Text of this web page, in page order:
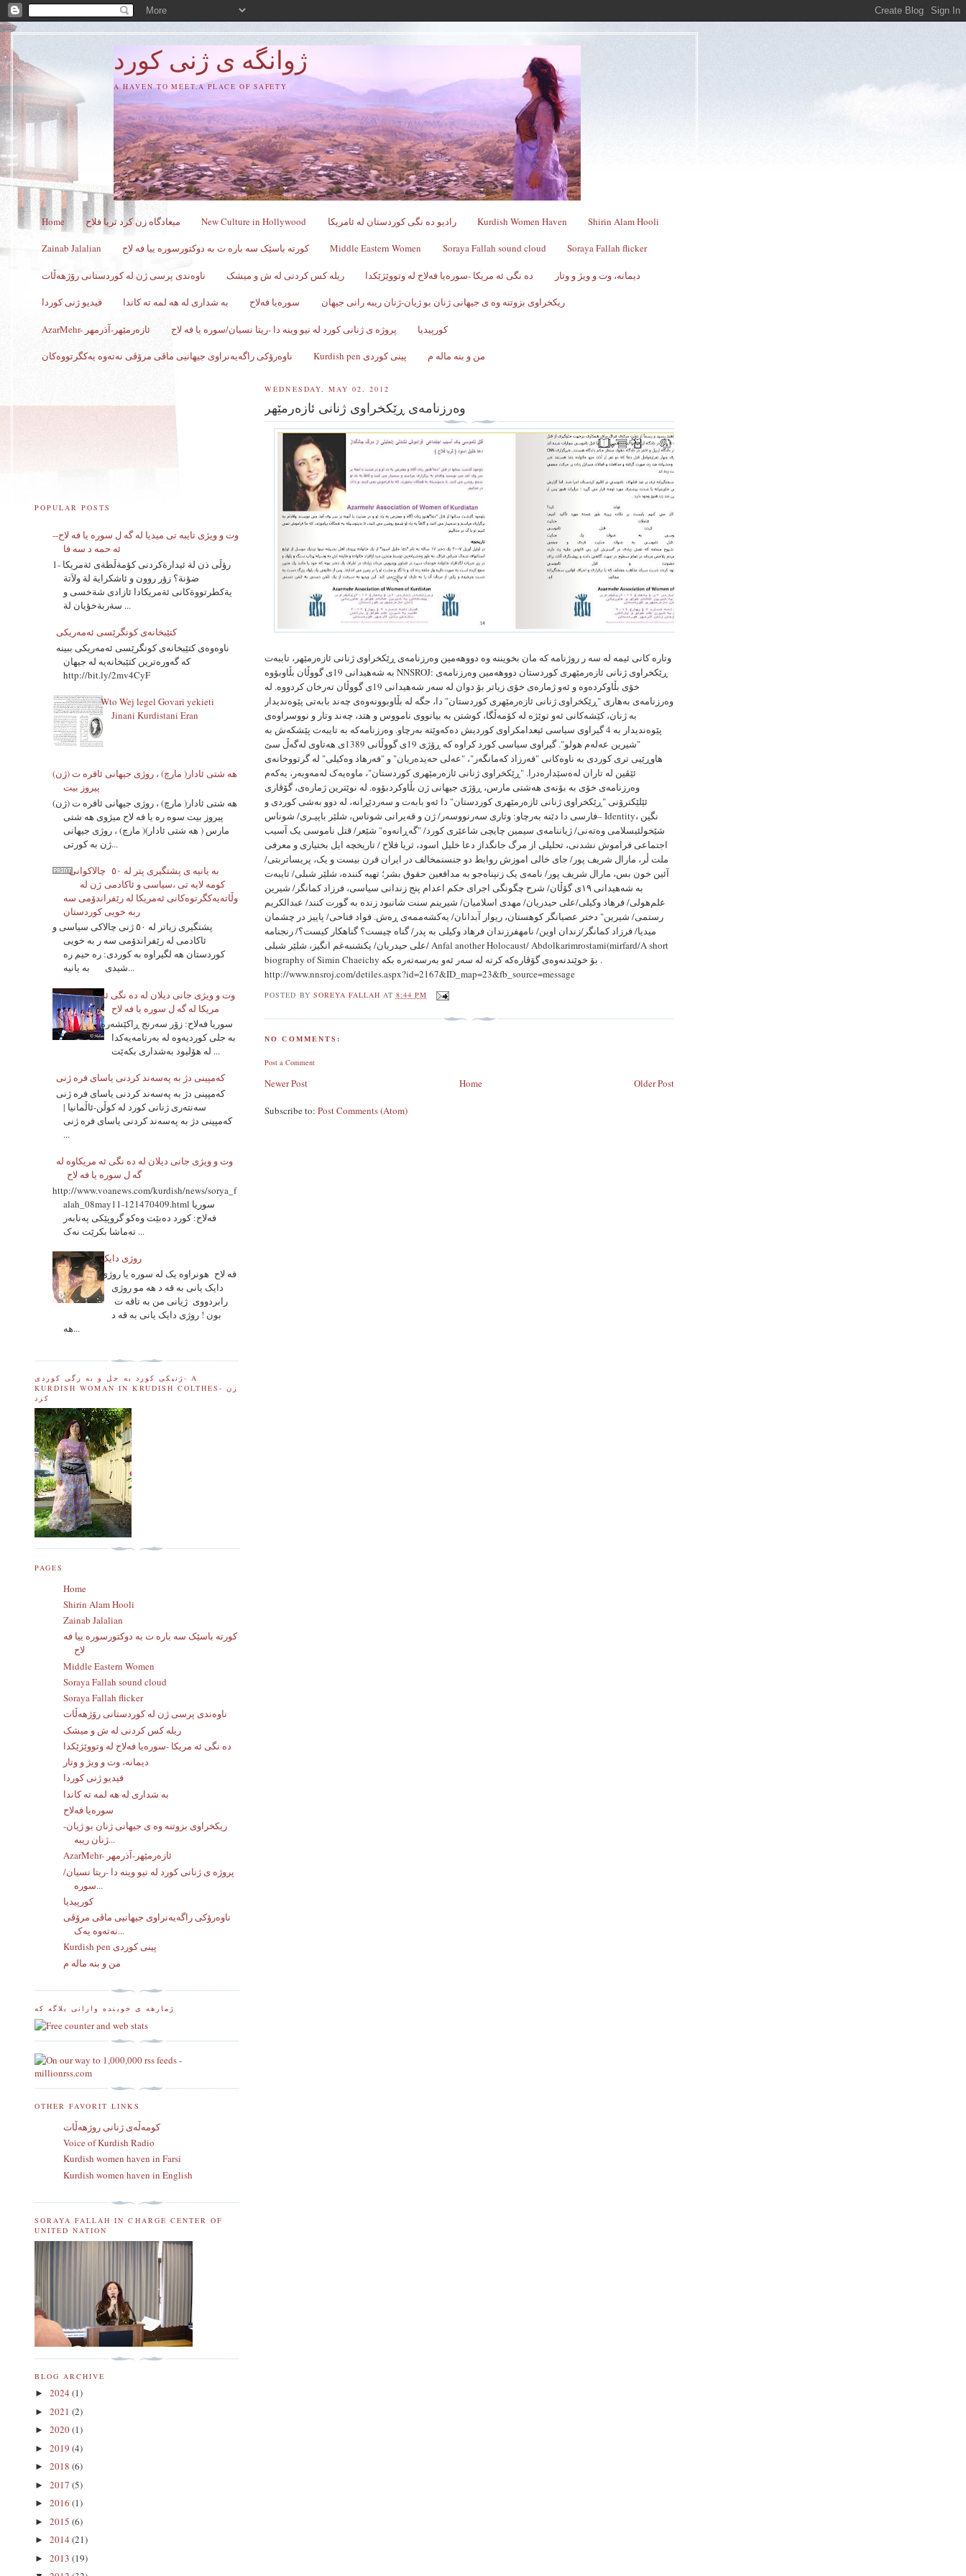
ژوانگه‌ ی ژنی كورد
A HAVEN TO MEET,A PLACE OF SAFETY
Home میعادگاه زن كرد ثریا فلاح New Culture in Hollywood رادیو ده نگی کوردستان له ئامریکا Kurdish Women Haven Shirin Alam Hooli
Zainab Jalalian کورته باسێک سه باره ت به دوکتورسوره ییا فه لاح Middle Eastern Women Soraya Fallah sound cloud Soraya Fallah flicker
ناوەندی پرسی ژن لە کوردستانی رۆژهەڵات ریله کس کردنی له ش و میشک ده نگی ئه مریکا -سوره‌یا فه‌لاح له‌ وتووێژێکدا دیمانە، وت و ویژ و وتار
فیدیو ژنی کوردا به شداری له هه لمه ته کاندا سورەیا فەلاح ریکخراوی بزوتنه وه ی جیهانی ژنان بو ژیان-ژنان ریبه رانی جیهان
AzarMehr- ئازەرمێهر-آذرمهر پروژه ی ژنانی کورد له نیو وینه دا -ریتا نسیان/سوره یا فه لاح کورپیدیا
ناوەرۆکی راگەیەنراوی جیهانیی ماڤی مرۆڤی نەتەوە یەکگرتووەکان Kurdish pen پینی کوردی من و بنه ماله م
WEDNESDAY, MAY 02, 2012
وەرزنامەی ڕێکخراوی ژنانی ئازەرمێهر
وتاره کانی ئیمه له سه ر روژنامه که مان بخویننه وه دووهەمین وەرزنامەی ڕێکخراوی ژنانی ئازەرمێهر، تایبەت
بە شەهیدانی 19ی گووڵان بڵاوبۆوە NNSROJ: ڕێکخراوی ژنانی ئازەرمێهری کوردستان دووهەمین وەرزنامەی
خۆی بڵاوکردەوە و ئەو ژمارەی خۆی زیاتر بۆ دوان لە سەر شەهیدانی 19ی گووڵان تەرخان کردووە. لە
وەرزنامەی بەهاری "ڕێکخراوی ژنانی ئازەرمێهری کوردستان" دا، جگە لە بڵاوبوونەوەی چەند بابەتی پێوەندیدار
بە ژنان، کێشەکانی ئەو توێژە لە کۆمەڵگا، کوشتن بە بیانووی نامووس و هتد، چەند وتار و نووسراوەی
پێوەندیدار بە 4 گیراوی سیاسی ئیعدامکراوی کوردیش دەکەوێتە بەرچاو. وەرزنامەکە بە تایبەت پێشکەش بە
"شیرین عەلەم هولو". گیراوی سیاسی کورد کراوە کە ڕۆژی 19ی گووڵانی 1389ی هەتاوی لەگەڵ سێ
هاوڕێیی تری کوردی بە ناوەکانی "فەرزاد کەمانگەر"، "عەلی حەیدەریان" و "فەرهاد وەکیلی" لە گرتووخانەی
ئێڤین لە تاران لەەسێدارەدرا. "ڕێکخراوی ژنانی ئازەرمێهری کوردستان"، ماوەیەک لەمەوبەر، یەکەم
وەرزنامەی خۆی بە بۆنەی هەشتی مارس، ڕۆژی جیهانی ژن بڵاوکردبۆوە. لە نوێترین ژمارەی، گۆڤاری
ئێلێکترۆنی "ڕێکخراوی ژنانی ئازەرمێهری کوردستان" دا ئەو بابەت و سەردێڕانە، لە دوو بەشی کوردی و
فارسی دا دێنە بەرچاو: وتاری سەرنووسەر/ ژن و‌ قه‌یرانی شوناس، شلێر باپیـری/ شوناس– Identity، نگین
شێخولئیسلامی وەتەنی/ ژیاننامەی سیمین چایچی شاعێری کورد/ "گەڕانەوە" شێعر/ قتل ناموسی یک آسیب
اجتماعی فراموش نشدنی، تحليلى از مرگ جانگداز دعا خليل اسود، ثريا فلاح / تاریخچه ایل بختیاری و معرفی‌
ملت لٔر، مارال شریف پور/ جای خالی اموزش روابط دو جنسنمخالف در ایران قرن بیست و یک، پریساتربتی/
آئین خون بس، مارال شریف پور/ نامەی یک زنپناەجو به مدافعین حقوق بشر؛ تهیە کنندە، شلێر شبلی/ تایبەت
بە شەهیدانی ١٩ی گۆڵان/ شرح چگونگی اجرای حکم اعدام پنج زندانی سیاسی، فرزاد کمانگر/ شیرین
علم‌هولی/ فرهاد وکیلی/علی حیدریان/ مهدی اسلامیان/ شیرینم سنت شانبود زنده به گورت کنند/ عبدالکریم
رستمی/ شيرين" دختر عصيانگر كوهستان، ريوار آبدانان/ یەکشەممەی ڕەش. فواد فتاحی/ پاییز در چشمان
میدیا/ فرزاد کمانگر/زندان اوین/ نامهفرزندان فرهاد وکیلی به پدر/ گناه چیست؟ گناهکار کیست؟/ رنجنامە
علی حیدریان/ یکشنبەغم انگیز، شلێر شبلی/ Anfal another Holocaust/ Abdolkarimrostami(mirfard/A short
biography of Simin Chaeichy بۆ خوێندنەوەی گۆڤارەکە کرتە لە سەر ئەو بەرسەتەرە بکە .
http://www.nnsroj.com/detiles.aspx?id=2167&ID_map=23&fb_source=message
POSTED BY SOREYA FALLAH AT 8:44 PM
NO COMMENTS:
Post a Comment
Newer Post Older Post
Home
Subscribe to:Post Comments (Atom)
POPULAR POSTS
وت و ویژی تایبه تی میدیا له گه ل سوره یا فه لاح--
ئه حمه د سه فا
1- رؤلَى ذن لة ئيدارةكردنى كؤمةلَطةى ئةمريكا
ضؤنة؟ زؤر روون و ئاشكراية لة ولاَتة
يةكطرتووةكانى ئةمريكادا ئازادى شةخسى و
سةربةخؤيان لة ...
کتێبخانەی کونگرێسی ئه‌مه‌ریکی
ناوه‌وه‌ی کتێبخانەی کونگرێسی ئه‌مه‌ریکی ببینه‌
که‌ گه‌وره‌ترین کتێبخانەیه‌ له‌ جیهان
http://bit.ly/2mv4CyF
Wto Wej legel Govari yekieti
Jinani Kurdistani Eran
هه شتی ئادار( مارچ) ، روژی جیهانی ئافره ت (ژن)
پیروز بیت
هه شتی ئادار( مارچ) ، روژی جیهانی ئافره ت (ژن)
پیروز بیت سوه ره یا فه لاح میژوی هه شتی
مارس ( هه شتی ئادار)( مارچ) ، روژی جیهانی
ژن به کورتی...
به یانیه ی پشتگیری پتر له ٥٠ چالاکوانى
کومه لایه تی ،سیاسی و ئاکادمی ژن له
وڵاتەیەکگرتوەکانی ئەمریکا له رێفراندۆمی سه
ربه خویی کوردستان
پشتگیری زیاتر له ٥٠ ژنی چالاکی سیاسی و
ئاکادمی له رێفراندۆمی سه ر به خویی
کوردستان هه لگیراوه به کوردی: ره حیم ره
شیدی به یانیه...
وت و ویژی جانی دیلان له ده نگی ئه
مریکا له گه ل سوره یا فه لاح
سوریا فه‌لاح: زۆر سه‌رنج ڕاکێشه‌ره‌
به‌ جلی کوردیه‌وه‌ له‌ به‌رنامه‌یه‌کدا
له‌ هۆلیود به‌شداری بکه‌ێت ...
که‌مپینی دژ به‌ په‌سه‌ند کردنی یاسای فره‌ ژنی
که‌مپینی دژ به‌ په‌سه‌ند کردنی یاسای فره‌ ژنی
سه‌نته‌ری ژنانی کورد له‌ کوڵن-ئاڵمانیا |
که‌مپینی دژ به‌ په‌سه‌ند کردنی یاسای فره‌ ژنی
...
وت و ویژی جانی دیلان له ده نگی ئه مریکاوه له
گه ل سوره یا فه لاح
http://www.voanews.com/kurdish/news/sorya_f
alah_08may11-121470409.html سوریا
فه‌لاح: کورد ده‌بێت وه‌کو گروپێکی په‌نابه‌ر
ته‌ماشا بکرێت نه‌ک ...
روژی دایک
فه لاح هونراوه یک له سوره یا روژی
دایک یانی به قه د هه مو روژی
رابردووی ژیانی من به تاقه ت
بون ! روژی دایک یانی به قه د
هه...
ژنیکی کورد به جل و به رگی کوردی- A
KURDISH WOMAN IN KRUDISH COLTHES- زن
کرد
PAGES
Home
Shirin Alam Hooli
Zainab Jalalian
کورته باسێک سه باره ت به دوکتورسوره ییا فه
لاح
Middle Eastern Women
Soraya Fallah sound cloud
Soraya Fallah flicker
ناوەندی پرسی ژن لە کوردستانی رۆژهەڵات
ریله کس کردنی له ش و میشک
ده نگی ئه مریکا -سوره‌یا فه‌لاح له‌ وتووێژێکدا
دیمانە، وت و ویژ و وتار
فیدیو ژنی کوردا
به شداری له هه لمه ته کاندا
سورەیا فەلاح
ریکخراوی بزوتنه وه ی جیهانی ژنان بو ژیان-
ژنان ریبه...
AzarMehr- ئازەرمێهر-آذرمهر
پروژه ی ژنانی کورد له نیو وینه دا -ریتا نسیان/
سوره...
کورپیدیا
ناوەرۆکی راگەیەنراوی جیهانیی ماڤی مرۆڤی
نەتەوە یەک...
Kurdish pen پینی کوردی
من و بنه ماله م
ژمارهه ی خوینده وارانی بلاگه که
OTHER FAVORIT LINKS
كومه‌ڵه‌ی ژنانی روژهه‌ڵات
Voice of Kurdish Radio
Kurdish women haven in Farsi
Kurdish women haven in English
SORAYA FALLAH IN CHARGE CENTER OF
UNITED NATION
BLOG ARCHIVE
► 2024 (1)
► 2021 (2)
► 2020(1)
► 2019 (4)
► 2018 (6)
► 2017 (5)
► 2016 (1)
► 2015 (6)
► 2014 (21)
► 2013 (19)